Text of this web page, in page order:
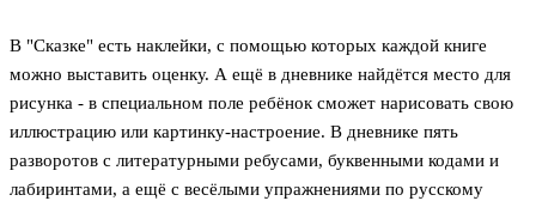
В "Сказке" есть наклейки, с помощью которых каждой книге
можно выставить оценку. А ещё в дневнике найдётся место для
рисунка - в специальном поле ребёнок сможет нарисовать свою
иллюстрацию или картинку-настроение. В дневнике пять
разворотов с литературными ребусами, буквенными кодами и
лабиринтами, а ещё с весёлыми упражнениями по русскому